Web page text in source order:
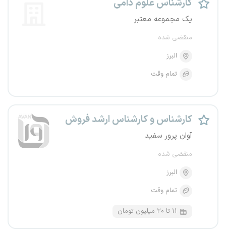
کارشناس علوم دامی
یک مجموعه معتبر
منقضی شده
البرز
تمام وقت
کارشناس و کارشناس ارشد فروش
آوان پرور سفید
منقضی شده
البرز
تمام وقت
۱۱ تا ۲۰ میلیون تومان